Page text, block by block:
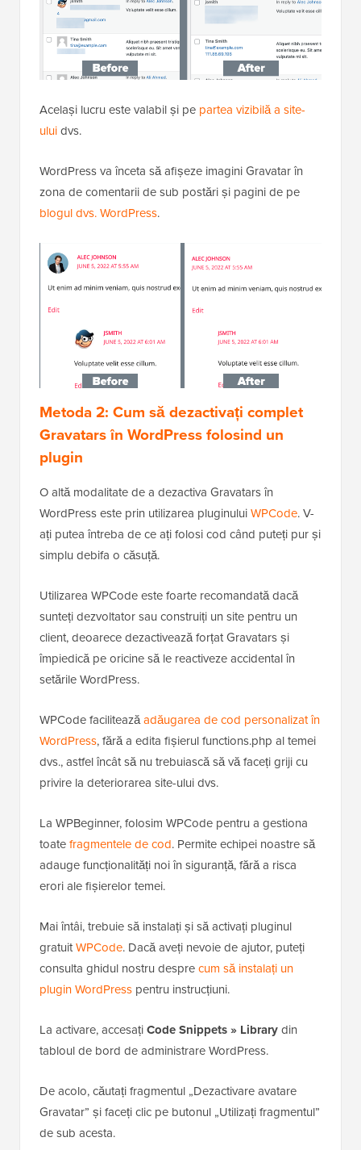
Același lucru este valabil și pe partea vizibilă a site-
uluidvs.
WordPress va înceta să afișeze imagini Gravatar în
zona de comentarii de sub postări și pagini de pe
blogul dvs. WordPress.
Metoda 2: Cum să dezactivați complet
Gravatars în WordPress folosind un
plugin
O altă modalitate de a dezactiva Gravatars în
WordPress este prin utilizarea pluginuluiWPCode. V-
ați putea întreba de ce ați folosi cod când puteți pur și
simplu debifa o căsuță.
Utilizarea WPCode este foarte recomandată dacă
sunteți dezvoltator sau construiți un site pentru un
client, deoarece dezactivează forțat Gravatars și
împiedică pe oricine să le reactiveze accidental în
setările WordPress.
WPCode faciliteazăadăugarea de cod personalizat în
WordPress, fără a edita fișierul functions.php al temei
dvs., astfel încât să nu trebuiască să vă faceți griji cu
privire la deteriorarea site-ului dvs.
La WPBeginner, folosim WPCode pentru a gestiona
toatefragmentele de cod. Permite echipei noastre să
adauge funcționalități noi în siguranță, fără a risca
erori ale fișierelor temei.
Mai întâi, trebuie să instalați și să activați pluginul
gratuitWPCode. Dacă aveți nevoie de ajutor, puteți
consulta ghidul nostru desprecum să instalați un
plugin WordPress pentru instrucțiuni.
La activare, accesațiCode Snippets » Librarydin
tabloul de bord de administrare WordPress.
De acolo, căutați fragmentul „Dezactivare avatare
Gravatar” și faceți clic pe butonul „Utilizați fragmentul”
de sub acesta.